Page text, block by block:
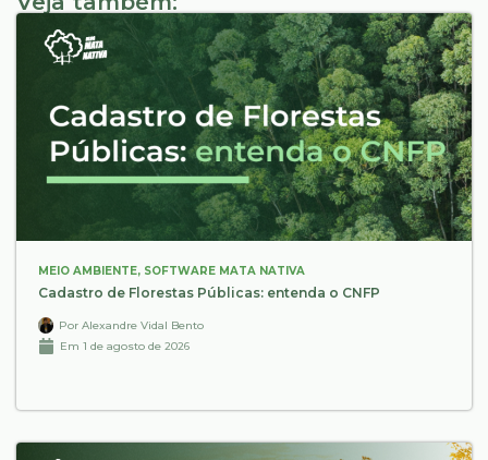
MEIO AMBIENTE, SOFTWARE MATA NATIVA
Cadastro de Florestas Públicas: entenda o CNFP
Por Alexandre Vidal Bento
Em 1 de agosto de 2026